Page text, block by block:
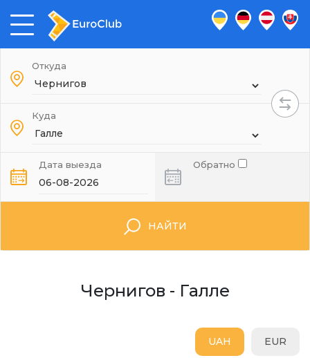
Откуда
Куда
Дата выезда Обратно
НАЙТИ
Чернигов - Галле
EUR
UAH